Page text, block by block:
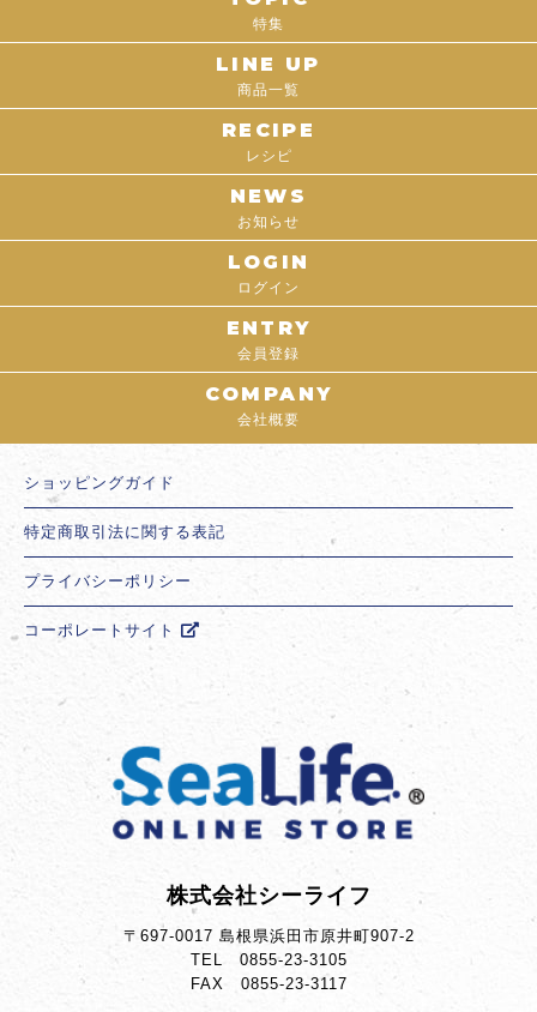
特集
LINE UP
商品一覧
RECIPE
レシピ
NEWS
お知らせ
LOGIN
ログイン
ENTRY
会員登録
COMPANY
会社概要
ショッピングガイド
特定商取引法に関する表記
プライバシーポリシー
コーポレートサイト
株式会社シーライフ
〒697-0017 島根県浜田市原井町907-2
TEL 0855-23-3105
FAX 0855-23-3117